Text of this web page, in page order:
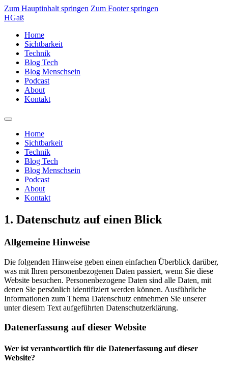
Zum Hauptinhalt springen Zum Footer springen
HGaß
Home
Sichtbarkeit
Technik
Blog Tech
Blog Menschsein
Podcast
About
Kontakt
Home
Sichtbarkeit
Technik
Blog Tech
Blog Menschsein
Podcast
About
Kontakt
1. Datenschutz auf einen Blick
Allgemeine Hinweise
Die folgenden Hinweise geben einen einfachen Überblick darüber,
was mit Ihren personenbezogenen Daten passiert, wenn Sie diese
Website besuchen. Personenbezogene Daten sind alle Daten, mit
denen Sie persönlich identifiziert werden können. Ausführliche
Informationen zum Thema Datenschutz entnehmen Sie unserer
unter diesem Text aufgeführten Datenschutzerklärung.
Datenerfassung auf dieser Website
Wer ist verantwortlich für die Datenerfassung auf dieser
Website?